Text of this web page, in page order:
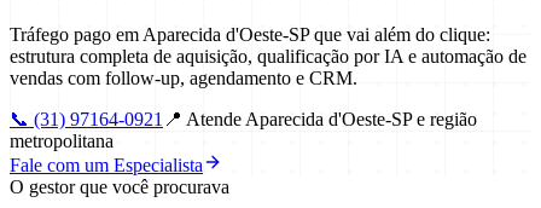
Tráfego pago em Aparecida d'Oeste-SP que vai além do clique:
estrutura completa de aquisição, qualificação por IA e automação de
vendas com follow-up, agendamento e CRM.
📞 (31) 97164-0921 📍 Atende Aparecida d'Oeste-SP e região
metropolitana
Fale com um Especialista
O gestor que você procurava